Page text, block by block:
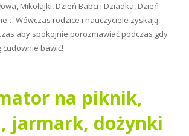
Mikołajki, Dzień Babci i Dziadka, Dzień
Wówczas rodzice i nauczyciele zyskają
aby spokojnie porozmawiać podczas gdy
cudownie bawić!
na piknik,
jarmark, dożynki